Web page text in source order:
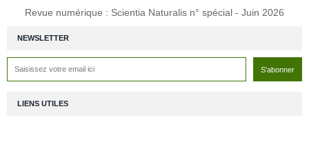
NEWSLETTER
Revue numérique : Scientia Naturalis n° spécial - Juin 2026
LIENS UTILES